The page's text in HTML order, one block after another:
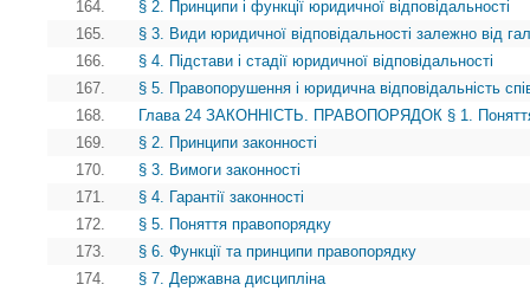
164.
§ 2. Принципи і функції юридичної відповідальності
165.
§ 3. Види юридичної відповідальності залежно від
166.
§ 4. Підстави і стадії юридичної відповідальності
167.
§ 5. Правопорушення і юридична відповідальність
168.
Глава 24 ЗАКОННІСТЬ. ПРАВОПОРЯДОК § 1. Поняття
169.
§ 2. Принципи законності
170.
§ 3. Вимоги законності
171.
§ 4. Гарантії законності
172.
§ 5. Поняття правопорядку
173.
§ 6. Функції та принципи правопорядку
174.
§ 7. Державна дисципліна